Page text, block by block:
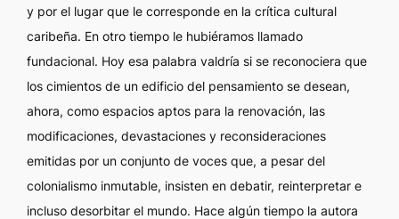
y por el lugar que le corresponde en la crítica cultural
caribeña. En otro tiempo le hubiéramos llamado
fundacional. Hoy esa palabra valdría si se reconociera que
los cimientos de un edificio del pensamiento se desean,
ahora, como espacios aptos para la renovación, las
modificaciones, devastaciones y reconsideraciones
emitidas por un conjunto de voces que, a pesar del
colonialismo inmutable, insisten en debatir, reinterpretar e
incluso desorbitar el mundo. Hace algún tiempo la autora